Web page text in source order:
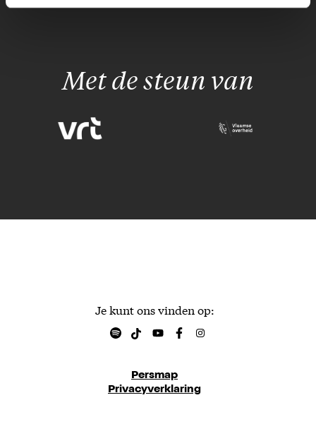
Met de steun van
Je kunt ons vinden op:
Persmap
Privacyverklaring